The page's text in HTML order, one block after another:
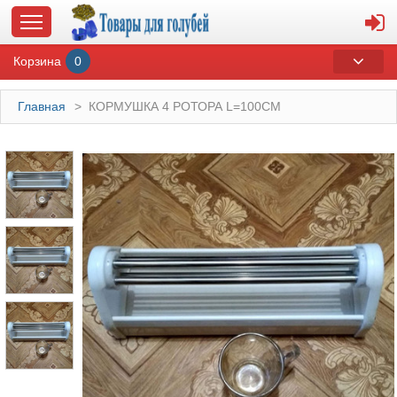
ГЛАВНАЯ
О МАГАЗИНЕ
ОПЛАТА И ДОСТАВКА
КОНТАКТЫ
КАТАЛОГ
СУВЕНИРЫ С ГОЛУБЯМИ
Корзина 0
Главная > КОРМУШКА 4 РОТОРА L=100СМ